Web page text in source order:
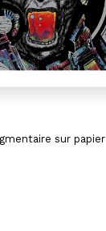
sur papier